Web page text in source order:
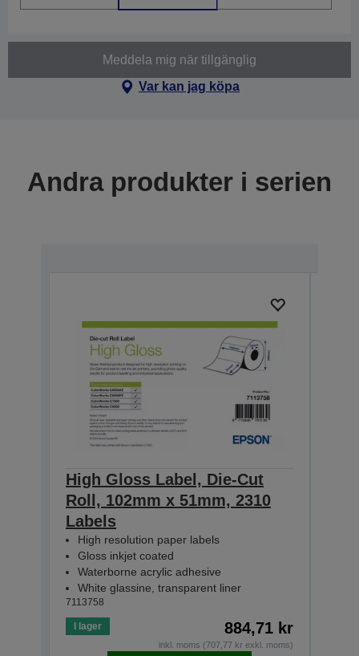
Meddela mig när tillgänglig
Var kan jag köpa
Andra produkter i serien
High Gloss Label, Die-Cut
Roll, 102mm x 51mm, 2310
Labels
High resolution paper labels
Gloss inkjet coated
Waterborne acrylic adhesive
White glassine, transparent liner
7113758
I lager 884,71 kr
inkl. moms (707,77 kr exkl. moms)